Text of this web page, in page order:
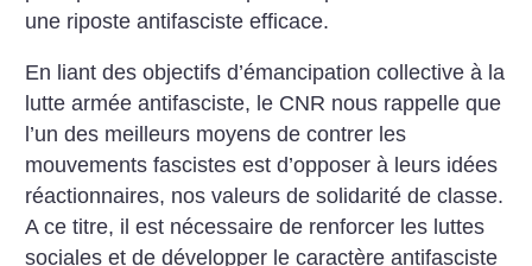
une riposte antifasciste efficace.
En liant des objectifs d’émancipation collective à la
lutte armée antifasciste, le CNR nous rappelle que
l’un des meilleurs moyens de contrer les
mouvements fascistes est d’opposer à leurs idées
réactionnaires, nos valeurs de solidarité de classe.
A ce titre, il est nécessaire de renforcer les luttes
sociales et de développer le caractère antifasciste